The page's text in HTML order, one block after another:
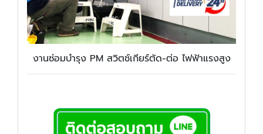
งานซ่อมบำรุง PM สวิตช์เกียร์ตัด-ต่อ ไฟฟ้าแรงสูง